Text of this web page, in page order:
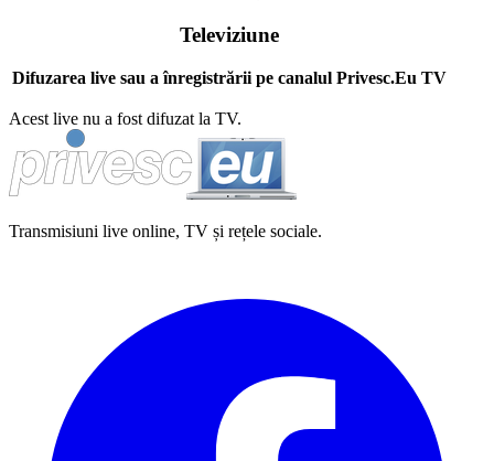
Televiziune
Difuzarea live sau a înregistrării pe canalul Privesc.Eu TV
Acest live nu a fost difuzat la TV.
Transmisiuni live online, TV și rețele sociale.